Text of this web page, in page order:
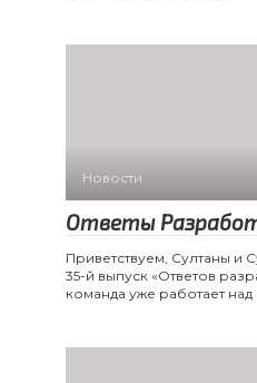
Новости
Ответы
Приветствуем, Султаны и
35-й выпуск «Ответов
команда уже работает над